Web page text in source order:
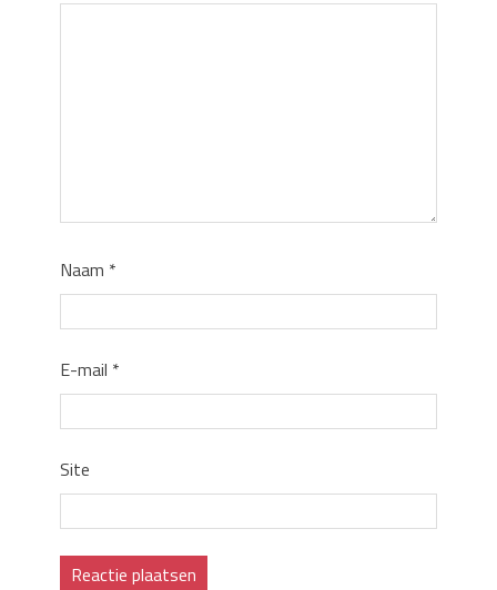
Naam *
E-mail *
Site